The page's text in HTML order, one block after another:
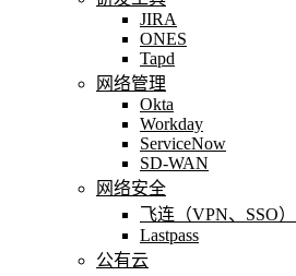
JIRA
ONES
Tapd
网络管理
Okta
Workday
ServiceNow
SD-WAN
网络安全
飞连（VPN、SSO）
Lastpass
公有云